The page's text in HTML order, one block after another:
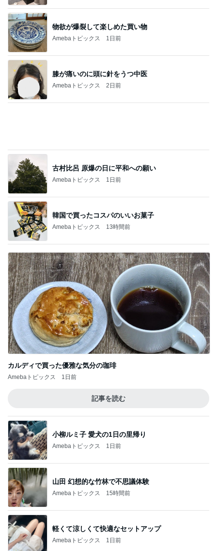
物欲が爆裂して楽しめた買い物
Amebaトピックス 1日前
膝が痛いのに頭に針をうつ中医
Amebaトピックス 2日前
古村比呂 原爆の日に平和への願い
Amebaトピックス 1日前
韓国で買ったコスパのいいお菓子
Amebaトピックス 13時間前
カルディで買った優雅な気分の珈琲
Amebaトピックス 1日前
記事を読む
小柳ルミ子 愛犬の1日の里帰り
Amebaトピックス 1日前
山田 幻想的な竹林で不思議体験
Amebaトピックス 15時間前
軽くて涼しくて快適なセットアップ
Amebaトピックス 1日前